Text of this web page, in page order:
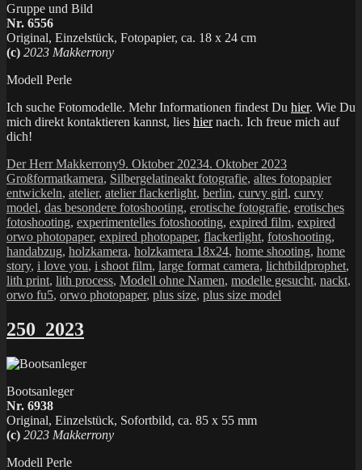
Gruppe und Bild
Nr. 6556
Original, Einzelstück, Fotopapier, ca. 18 x 24 cm
(c) 2023 Makkerrony
Modell Perle
Ich suche Fotomodelle. Mehr Informationen findest Du hier. Wie Du
mich direkt kontaktieren kannst, lies hiernach. Ich freue mich auf
dich!
Autor
Der Herr MakkerronyVeröffentlicht
am
9. Oktober 20234. Oktober 2023Kategorien
Großformatkamera, SilbergelatineSchlagwörter
akt fotografie, altes fotopapier
entwickeln, atelier, atelier flackerlight, berlin, curvy girl, curvy
model, das besondere fotoshooting, erotische fotografie, erotisches
fotoshooting, experimentelles fotoshooting, expired film, expired
orwo photopaper, expired photopaper, flackerlight, fotoshooting,
handabzug, holzkamera, holzkamera 18x24, home shooting, home
story, i love you, i shoot film, large format camera, lichtbildprophet,
lith print, lith process, Modell ohne Namen, modelle gesucht, nackt,
orwo fu5, orwo photopaper, plus size, plus size model
250_2023
Bootsanleger
Nr. 6938
Original, Einzelstück, Sofortbild, ca. 85 x 55 mm
(c) 2023 Makkerrony
Modell Perle